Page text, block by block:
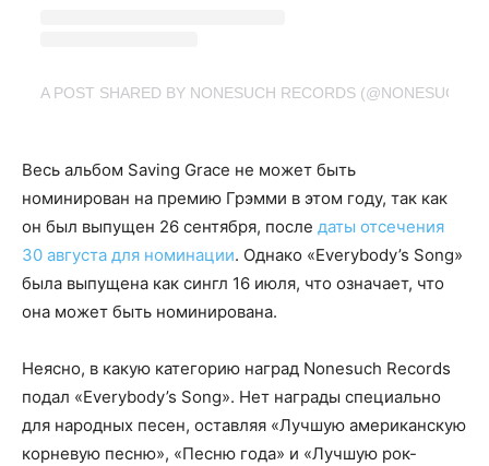
A POST SHARED BY NONESUCH RECORDS
Весь альбом Saving Grace не может быть
номинирован на премию Грэмми в этом году, так как
он был выпущен 26 сентября, после даты отсечения
30 августа для номинации. Однако «Everybody’s Song»
была выпущена как сингл 16 июля, что означает, что
она может быть номинирована.
Неясно, в какую категорию наград Nonesuch Records
подал «Everybody’s Song». Нет награды специально
для народных песен, оставляя «Лучшую американскую
корневую песню», «Песню года» и «Лучшую рок-